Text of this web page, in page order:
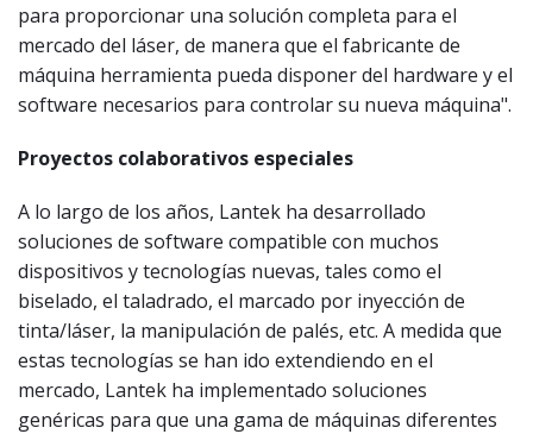
para proporcionar una solución completa para el
mercado del láser, de manera que el fabricante de
máquina herramienta pueda disponer del hardware y el
software necesarios para controlar su nueva máquina".
Proyectos colaborativos especiales
A lo largo de los años, Lantek ha desarrollado
soluciones de software compatible con muchos
dispositivos y tecnologías nuevas, tales como el
biselado, el taladrado, el marcado por inyección de
tinta/láser, la manipulación de palés, etc. A medida que
estas tecnologías se han ido extendiendo en el
mercado, Lantek ha implementado soluciones
genéricas para que una gama de máquinas diferentes